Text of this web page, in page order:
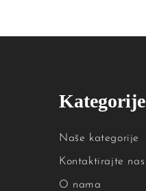
Kategorije
Naše kategorije
Kontaktirajte nas
O nama